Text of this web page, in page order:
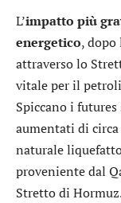
L’impatto più
energetico,
attraverso lo
vitale per il
Spiccano i
aumentati di circa
naturale
proveniente dal
Stretto di